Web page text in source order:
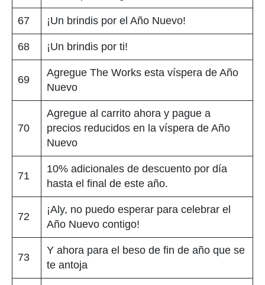
67 ¡Un brindis por el Año Nuevo!
68 ¡Un brindis por ti!
69
Agregue The Works esta víspera de Año
Nuevo
70
Agregue al carrito ahora y pague a
precios reducidos en la víspera de Año
Nuevo
71
10% adicionales de descuento por día
hasta el final de este año.
72
¡Aly, no puedo esperar para celebrar el
Año Nuevo contigo!
73
Y ahora para el beso de fin de año que se
te antoja